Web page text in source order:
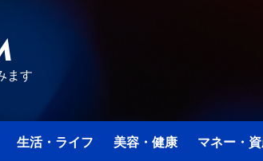
ます
生活・ライフ 美容・健康 マネー・